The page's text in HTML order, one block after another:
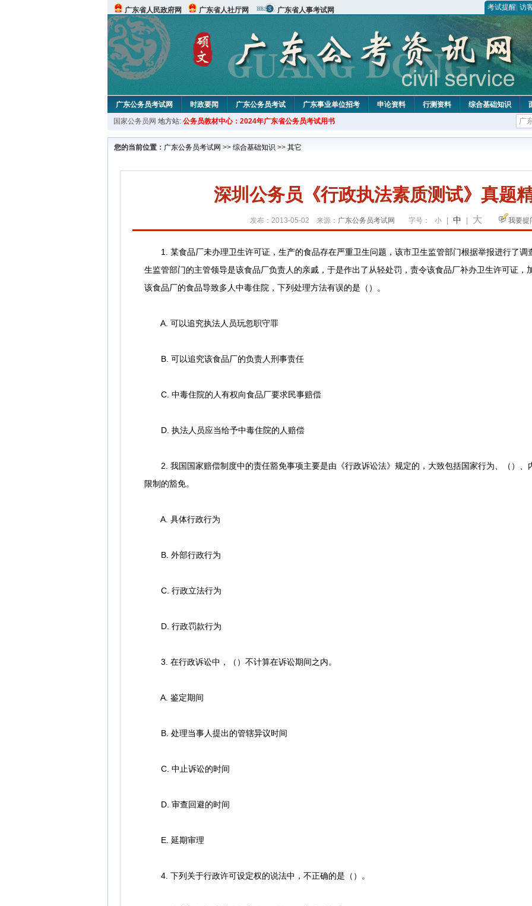
广东省人民政府网 广东省人社厅网 广东省人事考试网 考试提醒 访
广东公务员考试网 时政要闻 广东公务员考试 广东事业单位招考 申论资料 行测资料 综合基础知识
国家公务员网 地方站: 公务员教材中心：2024年广东省公务员考试用书
您的当前位置： 广东公务员考试网 >> 综合基础知识 >> 其它
深圳公务员《行政执法素质测试》真题
发布：2013-05-02 来源： 广东公务员考试网 字号： 小 中 大 我要提
1. 某食品厂未办理卫生许可证，生产的食品存在严重卫生问题，该市卫生监管部门根据举报进行了调
生监管部门的主管领导是该食品厂负责人的亲戚，于是作出了从轻处罚，责令该食品厂补办卫生许可证，
该食品厂的食品导致多人中毒住院，下列处理方法有误的是（）。
A. 可以追究执法人员玩忽职守罪
B. 可以追究该食品厂的负责人刑事责任
C. 中毒住院的人有权向食品厂要求民事赔偿
D. 执法人员应当给予中毒住院的人赔偿
2. 我国国家赔偿制度中的责任豁免事项主要是由《行政诉讼法》规定的，大致包括国家行为、（）、
限制的豁免。
A. 具体行政行为
B. 外部行政行为
C. 行政立法行为
D. 行政罚款行为
3. 在行政诉讼中，（）不计算在诉讼期间之内。
A. 鉴定期间
B. 处理当事人提出的管辖异议时间
C. 中止诉讼的时间
D. 审查回避的时间
E. 延期审理
4. 下列关于行政许可设定权的说法中，不正确的是（）。